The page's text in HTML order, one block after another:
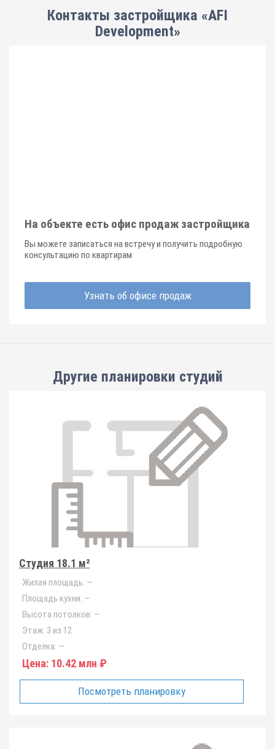
Контакты застройщика «AFI
Development»
На объекте есть офис продаж застройщика
Вы можете записаться на встречу и получить подробную
консультацию по квартирам
Узнать об офисе продаж
Другие планировки студий
Студия 18.1 м²
Жилая площадь: —
Площадь кухни: —
Высота потолков: —
Этаж: 3 из 12
Отделка: —
Цена: 10.42 млн ₽
Посмотреть планировку